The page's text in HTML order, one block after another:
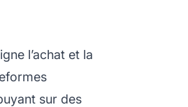
l’achat et la
sur des